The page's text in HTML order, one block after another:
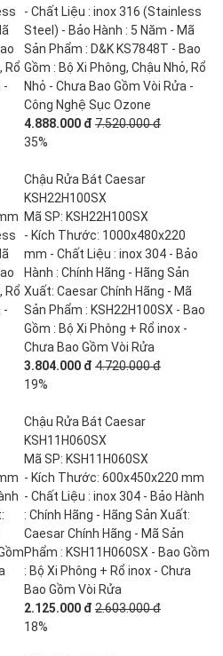
Rổ
-
- Chất Liệu : inox 316 (Stainless
Steel) - Bảo Hành : 5 Năm - Mã
Sản Phẩm : D&K KS7848T - Bao
Gồm : Bộ Xi Phông, Chậu Nhỏ, Rổ
Nhỏ - Chưa Bao Gồm Vòi Rửa -
Công Nghệ Sục Ozone
4.888.000 đ 7.520.000 đ
35%
Rổ
-
Chậu Rửa Bát Caesar
KSH22H100SX
Mã SP: KSH22H100SX
- Kích Thước: 1000x480x220
mm - Chất Liệu : inox 304 - Bảo
Hành : Chính Hãng - Hãng Sản
Xuất: Caesar Chính Hãng - Mã
Sản Phẩm : KSH22H100SX - Bao
Gồm : Bộ Xi Phông + Rổ inox -
Chưa Bao Gồm Vòi Rửa
3.804.000 đ 4.720.000 đ
19%
Chậu Rửa Bát Caesar
KSH11H060SX
Mã SP: KSH11H060SX
- Kích Thước: 600x450x220 mm
- Chất Liệu : inox 304 - Bảo Hành
: Chính Hãng - Hãng Sản Xuất:
Caesar Chính Hãng - Mã Sản
Phẩm : KSH11H060SX - Bao Gồm
: Bộ Xi Phông + Rổ inox - Chưa
Bao Gồm Vòi Rửa
2.125.000 đ 2.603.000 đ
18%